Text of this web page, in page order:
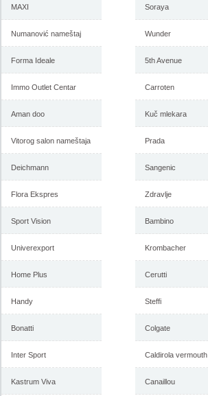
MAXI
Numanović nameštaj
Forma Ideale
Immo Outlet Centar
Aman doo
Vitorog salon nameštaja
Deichmann
Flora Ekspres
Sport Vision
Univerexport
Home Plus
Handy
Bonatti
Inter Sport
Kastrum Viva
Soraya
Wunder
5th Avenue
Carroten
Kuč mlekara
Prada
Sangenic
Zdravlje
Bambino
Krombacher
Cerutti
Steffi
Colgate
Caldirola vermouth
Canaillou